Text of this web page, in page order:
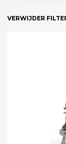
VERWIJDER